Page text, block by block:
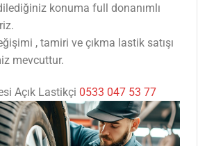
konuma full donanımlı
, tamiri ve çıkma lastik satışı
mevcuttur.
Açık Lastikçi 0533 047 53 77